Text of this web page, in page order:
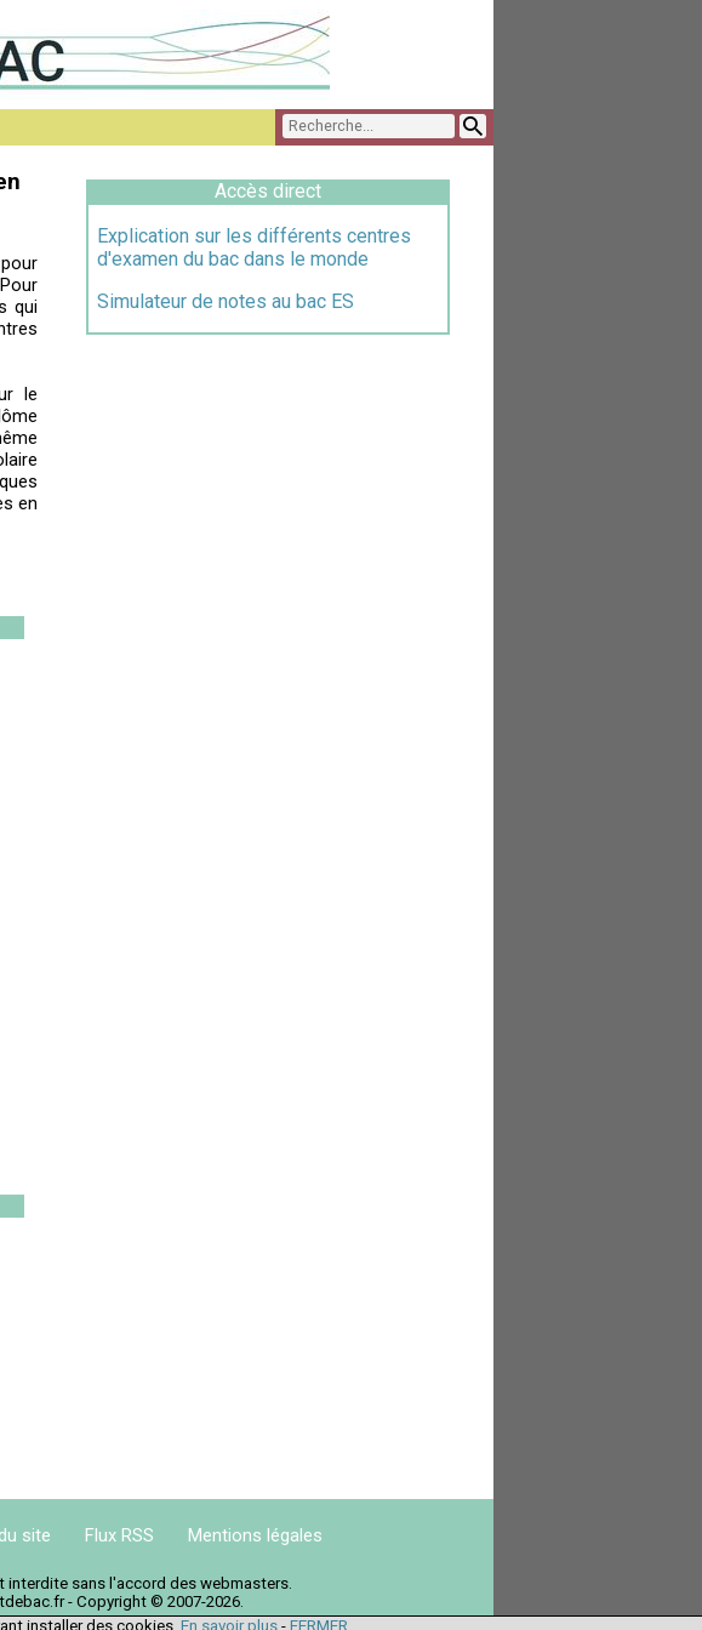
qui
le
en
Accès direct
Explication sur les différents centres
d'examen du bac dans le monde
Simulateur de notes au bac ES
site Flux RSS Mentions légales
interdite sans l'accord des webmasters.
- Copyright © 2007-2026.
installer des cookies. En savoir plus- FERMER